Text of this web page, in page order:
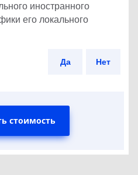
иностранного
его локального
Да Нет
стоимость